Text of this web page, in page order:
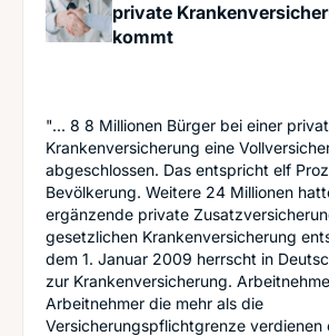
private
kommt
"... 8 8 Millionen Bürger bei einer
Krankenversicherung eine
abgeschlossen. Das entspricht elf
Bevölkerung. Weitere 24 Millionen
ergänzende private
gesetzlichen Krankenversicherung
dem 1. Januar 2009 herrscht in
zur Krankenversicherung.
Arbeitnehmer die mehr als die
Versicherungspflichtgrenze verdienen